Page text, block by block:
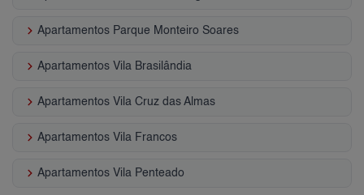
keyboard_arrow_right Apartamentos Parque Monteiro Soares
keyboard_arrow_right Apartamentos Vila Brasilândia
keyboard_arrow_right Apartamentos Vila Cruz das Almas
keyboard_arrow_right Apartamentos Vila Francos
keyboard_arrow_right Apartamentos Vila Penteado